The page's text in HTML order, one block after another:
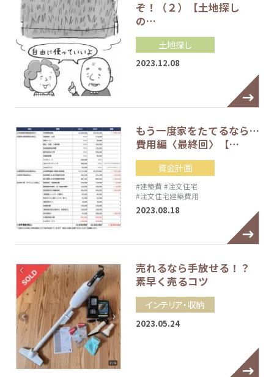
ぞ！（２）【土地探し
の…
土地探し
2023.12.08
もう一度家をたてるなら…
費用編〈最終回〉【…
資金計画
#建築費 #注文住宅
#注文住宅建築費用
2023.08.18
売れるなら手放せる！？
素早く売るコツ
インテリア・収納
2023.05.24